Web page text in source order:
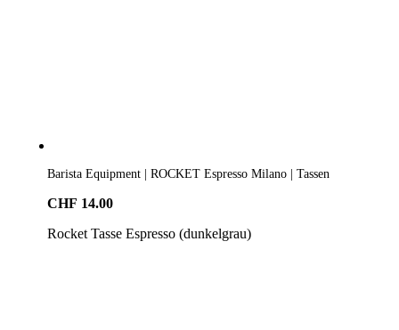
Barista Equipment | ROCKET Espresso Milano | Tassen
CHF 14.00
Rocket Tasse Espresso (dunkelgrau)